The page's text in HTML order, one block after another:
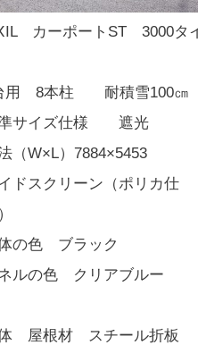
カーポートST 3000タ
用 8本柱 耐積雪100㎝
サイズ仕様 遮光
（W×L）7884×5453
ドスクリーン（ポリカ仕
の色 ブラック
ルの色 クリアブルー
屋根材 スチール折板